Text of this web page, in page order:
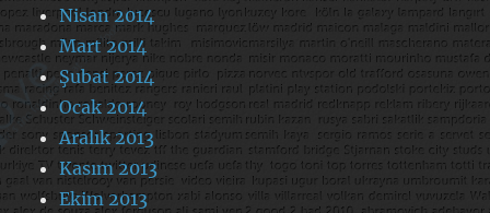
Nisan 2014
Mart 2014
Şubat 2014
Ocak 2014
Aralık 2013
Kasım 2013
Ekim 2013